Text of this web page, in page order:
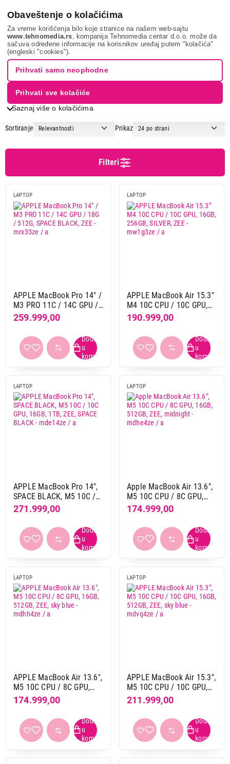
Obaveštenje o kolačićima
Za vreme korišćenja bilo koje stranice na našem web-sajtu
www.tehnomedia.rs , kompanija Tehnomedia centar d.o.o. može da
sačuva određene informacije na korisnikov uređaj putem "kolačića"
(engleski "cookies").
Saznaj više o kolačićima
Prihvati samo neophodne
Prihvati sve kolačiće
It & gaming Laptopovi Macbook
Podgrupa
Apple Macbook Air
Napomena
Uz laptop ne dolazi adapter za punjenje 70
Preporuka punjača
Apple usb-c power adapter 20w md3j4zm/a
16
Apple usb-c power adapter 30w mw2g3zm/a
27
Dijagonala ekrana
13,0"
18
13,6"
OS
RAM memorija
24 GB
17
36 GB
48 GB
1 TB
1 TB SSD
24
2 TB
256 GB SSD
9
512 GB SSD
20
MACBOOK
Sortiranje Prikaz
1 2 3
Filteri
LAPTOP
APPLE MacBook Pro 14" /
M3 PRO 11C / 14C GPU /
18G / 512G, SPACE
BLACK, ZEE - mrx33ze / a
259.999,00
LAPTOP
APPLE MacBook Air 15.3"
M4 10C CPU / 10C GPU,
16GB, 256GB, SILVER, ZEE
- mw1g3ze / a
190.999,00
LAPTOP
APPLE MacBook Pro 14",
SPACE BLACK, M5 10C /
10C GPU, 16GB, 1TB, ZEE,
SPACE BLACK - mde14ze
271.999,00
LAPTOP
Apple MacBook Air 13.6",
M5 10C CPU / 8C GPU,
16GB, 512GB, ZEE,
midnight - mdhe4ze / a
174.999,00
LAPTOP
APPLE MacBook Air 13.6",
M5 10C CPU / 8C GPU,
16GB, 512GB, ZEE, sky
blue - mdhh4ze / a
174.999,00
LAPTOP
APPLE MacBook Air 15.3",
M5 10C CPU / 10C GPU,
16GB, 512GB, ZEE, sky
blue - mdvq4ze / a
211.999,00